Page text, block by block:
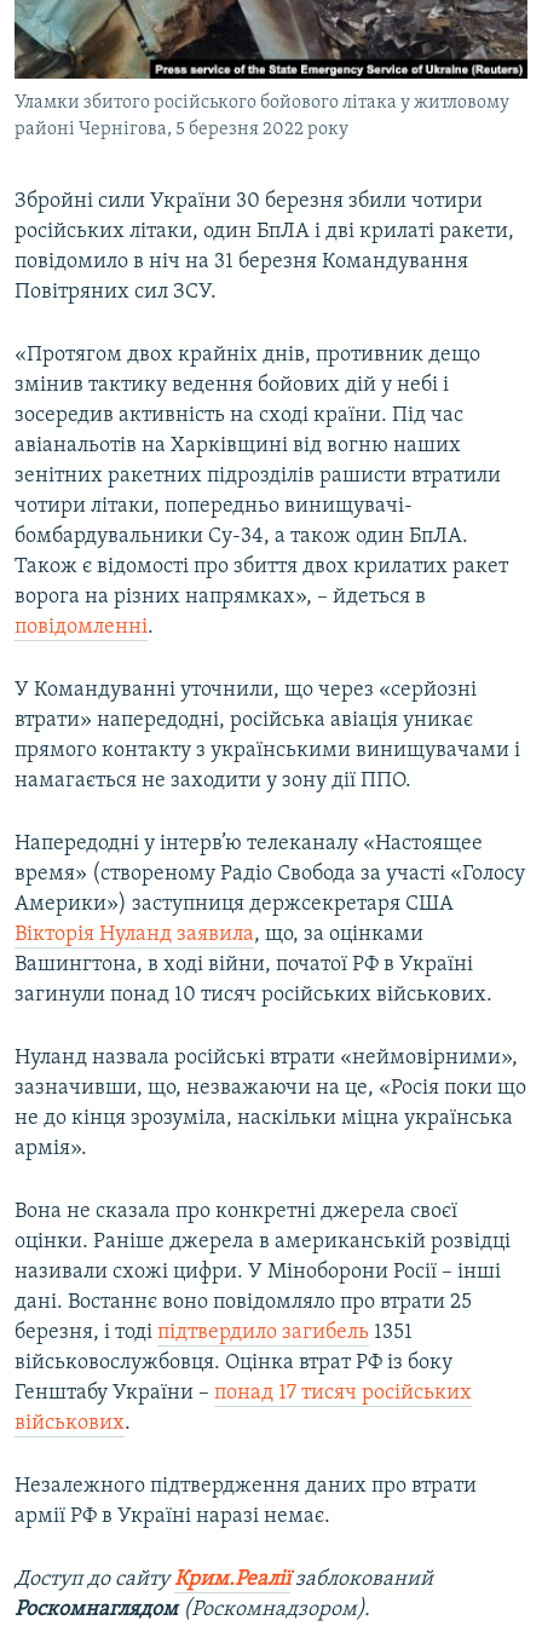
ВІДЕОУРОКИ «ELIFBE»
СВІДЧЕННЯ ОКУПАЦІЇ
УКРАЇНСЬКА ПРОБЛЕМА КРИМУ
Русский
Qırımtatar
Усі сайти RFE/RL
Уламки збитого російського бойового літака у житловому
районі Чернігова, 5 березня 2022 року
Збройні сили України 30 березня збили чотири
російських літаки, один БпЛА і дві крилаті ракети,
повідомило в ніч на 31 березня Командування
Повітряних сил ЗСУ.
«Протягом двох крайніх днів, противник дещо
змінив тактику ведення бойових дій у небі і
зосередив активність на сході країни. Під час
авіанальотів на Харківщині від вогню наших
зенітних ракетних підрозділів рашисти втратили
чотири літаки, попередньо винищувачі-
бомбардувальники Су-34, а також один БпЛА.
Також є відомості про збиття двох крилатих ракет
ворога на різних напрямках», – йдеться в
повідомленні.
У Командуванні уточнили, що через «серйозні
втрати» напередодні, російська авіація уникає
прямого контакту з українськими винищувачами і
намагається не заходити у зону дії ППО.
Напередодні у інтерв’ю телеканалу «Настоящее
время» (створеному Радіо Свобода за участі «Голосу
Америки») заступниця держсекретаря США
Вікторія Нуланд заявила, що, за оцінками
Вашингтона, в ході війни, початої РФ в Україні
загинули понад 10 тисяч російських військових.
Нуланд назвала російські втрати «неймовірними»,
зазначивши, що, незважаючи на це, «Росія поки що
не до кінця зрозуміла, наскільки міцна українська
армія».
Вона не сказала про конкретні джерела своєї
оцінки. Раніше джерела в американській розвідці
називали схожі цифри. У Міноборони Росії – інші
дані. Востаннє воно повідомляло про втрати 25
березня, і тоді підтвердило загибель 1351
військовослужбовця. Оцінка втрат РФ із боку
Генштабу України – понад 17 тисяч російських
військових.
Незалежного підтвердження даних про втрати
армії РФ в Україні наразі немає.​
Доступ до сайтуКрим.Реаліїзаблокований
Роскомнаглядом (Роскомнадзором).